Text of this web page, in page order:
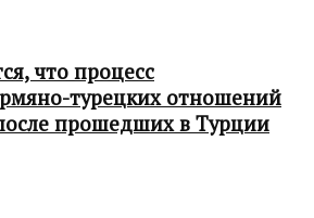
что процесс
турецких отношений
прошедших в Турции